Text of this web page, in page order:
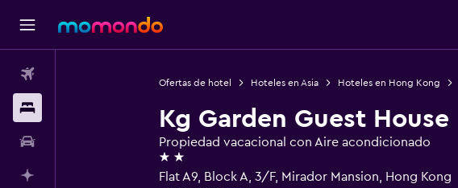
Ofertas de hotel Hoteles en Asia Hoteles en Hong Kong
Kg Garden Guest House
Propiedad vacacional con Aire acondicionado
2 estrellas
Flat A9, Block A, 3/F, Mirador Mansion, Hong Kong